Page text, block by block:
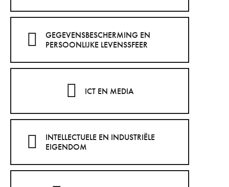
GEGEVENSBESCHERMING EN
PERSOONLIJKE LEVENSSFEER
ICT EN MEDIA
INTELLECTUELE EN INDUSTRIËLE
EIGENDOM